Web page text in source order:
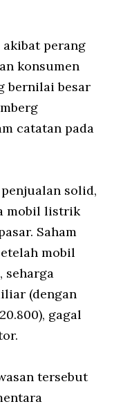
perang
konsumen
bernilai besar
catatan pada
solid,
mobil listrik
Saham
mobil
seharga
(dengan
gagal
tersebut